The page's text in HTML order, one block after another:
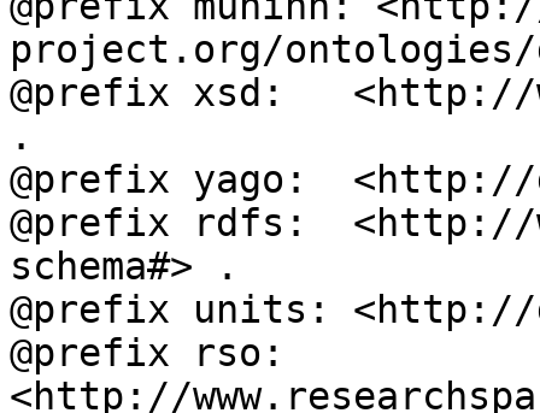
project.org/ontologies/
@prefix xsd:   <http://
.
@prefix yago:
@prefix rdfs:  <http://
schema#> .
@prefix units:
@prefix rso:
<http://